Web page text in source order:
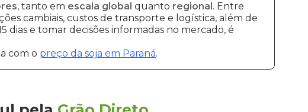
, tanto em escala global quanto regional. Entre
cambiais, custos de transporte e logística, além de
dias e tomar decisões informadas no mercado, é
com o preço da soja em Paraná.